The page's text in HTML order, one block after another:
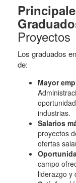
Proyectos
Los graduados
de:
Mayor
industrias.
Salarios
proyectos
ofertas
campo
liderazgo y